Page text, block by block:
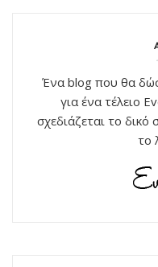
Ένα blog που θα
για ένα τέλειο
σχεδιάζεται το
το